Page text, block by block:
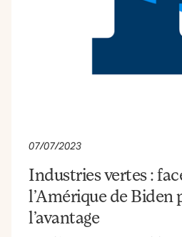
07/07/2023
Industries vertes :
l’Amérique de Biden
l’avantage